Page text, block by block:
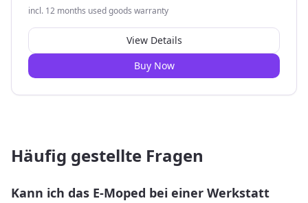
incl. 12 months used goods warranty
View Details
Buy Now
Häufig gestellte Fragen
Kann ich das E-Moped bei einer Werkstatt